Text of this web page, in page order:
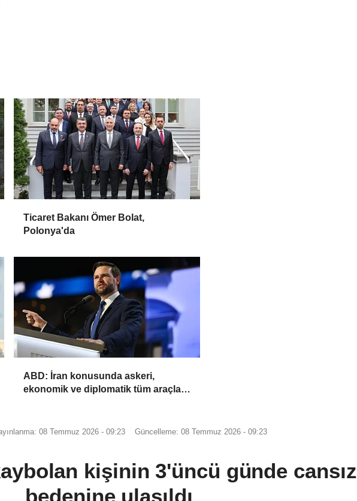
Ticaret Bakanı Ömer Bolat,
Polonya'da
ABD: İran konusunda askeri,
ekonomik ve diplomatik tüm araçlar
08 Temmuz 2026 - 09:23 Güncelleme: 08 Temmuz 2026 - 09:23
kişinin 3'üncü günde cansız
bedenine ulaşıldı